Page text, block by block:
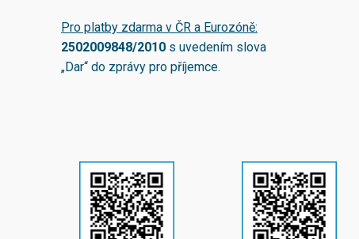
Pro platby zdarma v ČR a Eurozóně:
2502009848/2010 s uvedením slova
„Dar“ do zprávy pro příjemce.